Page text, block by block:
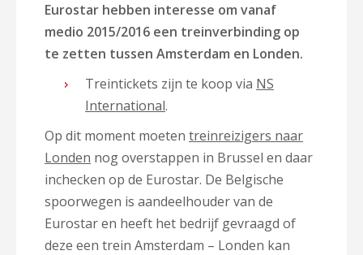
Eurostar hebben interesse om vanaf
medio 2015/2016 een treinverbinding op
te zetten tussen Amsterdam en Londen.
Treintickets zijn te koop via NS
International.
Op dit moment moeten treinreizigers naar
Londen nog overstappen in Brussel en daar
inchecken op de Eurostar. De Belgische
spoorwegen is aandeelhouder van de
Eurostar en heeft het bedrijf gevraagd of
deze een trein Amsterdam – Londen kan